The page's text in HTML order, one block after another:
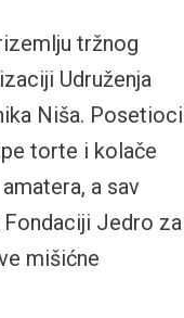
tržnog
Udruženja
Niša. Posetioci
torte i kolače
a sav
Jedro za
mišićne